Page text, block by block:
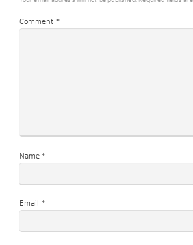
Comment *
Name*
Email *